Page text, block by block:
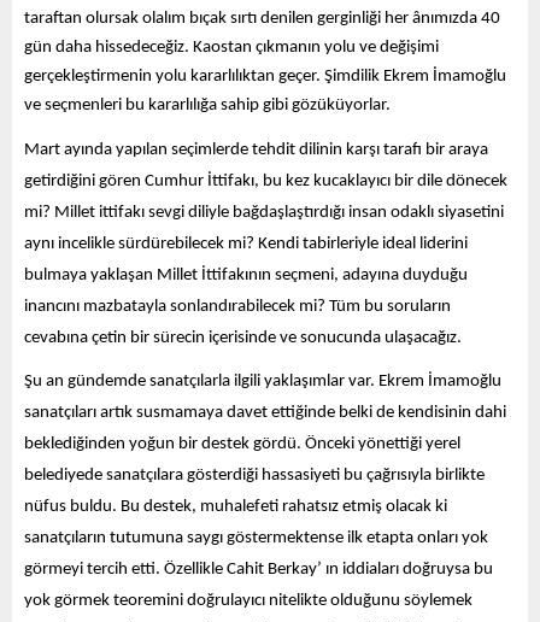
taraftan olursak olalım bıçak sırtı denilen gerginliği her ânımızda 40
gün daha hissedeceğiz. Kaostan çıkmanın yolu ve değişimi
gerçekleştirmenin yolu kararlılıktan geçer. Şimdilik Ekrem İmamoğlu
ve seçmenleri bu kararlılığa sahip gibi gözüküyorlar.
Mart ayında yapılan seçimlerde tehdit dilinin karşı tarafı bir araya
getirdiğini gören Cumhur İttifakı, bu kez kucaklayıcı bir dile dönecek
mi? Millet ittifakı sevgi diliyle bağdaşlaştırdığı insan odaklı siyasetini
aynı incelikle sürdürebilecek mi? Kendi tabirleriyle ideal liderini
bulmaya yaklaşan Millet İttifakının seçmeni, adayına duyduğu
inancını mazbatayla sonlandırabilecek mi? Tüm bu soruların
cevabına çetin bir sürecin içerisinde ve sonucunda ulaşacağız.
Şu an gündemde sanatçılarla ilgili yaklaşımlar var. Ekrem İmamoğlu
sanatçıları artık susmamaya davet ettiğinde belki de kendisinin dahi
beklediğinden yoğun bir destek gördü. Önceki yönettiği yerel
belediyede sanatçılara gösterdiği hassasiyeti bu çağrısıyla birlikte
nüfus buldu. Bu destek, muhalefeti rahatsız etmiş olacak ki
sanatçıların tutumuna saygı göstermektense ilk etapta onları yok
görmeyi tercih etti. Özellikle Cahit Berkay’ ın iddiaları doğruysa bu
yok görmek teoremini doğrulayıcı nitelikte olduğunu söylemek